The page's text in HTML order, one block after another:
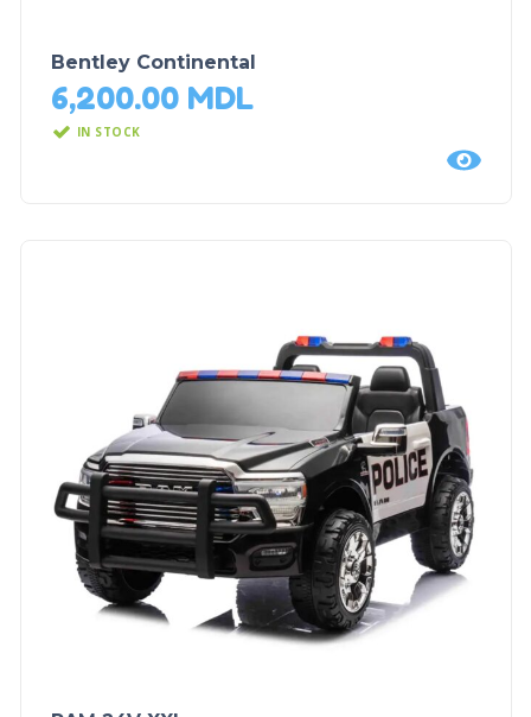
Bentley Continental
6,200.00 MDL
IN STOCK